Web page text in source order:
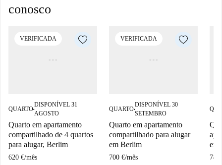
conosco
VERIFICADA
QUARTO■
DISPONÍVEL 31
AGOSTO
Quarto em apartamento
compartilhado de 4 quartos
para alugar, Berlim
620 €/mês
VERIFICADA
QUARTO■
DISPONÍVEL 30
SETEMBRO
Quarto em apartamento
compartilhado para alugar
em Berlim
700 €/mês
em
780